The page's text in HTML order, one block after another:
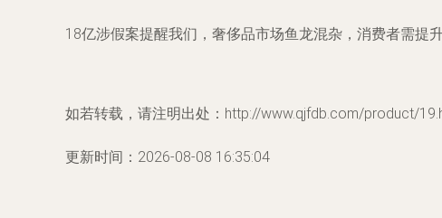
18亿涉假案提醒我们，奢侈品市场鱼龙混杂，消费者需提
如若转载，请注明出处：http://www.qjfdb.com/product/
更新时间：2026-08-08 16:35:04